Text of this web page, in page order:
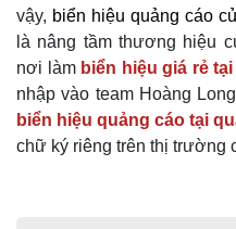
vậy, biển hiệu quảng cáo
là nâng tầm thương hiệu
nơi làm biển hiệu giá rẻ
nhập vào team Hoàng
biển hiệu quảng cáo tại
chữ ký riêng trên thị trường